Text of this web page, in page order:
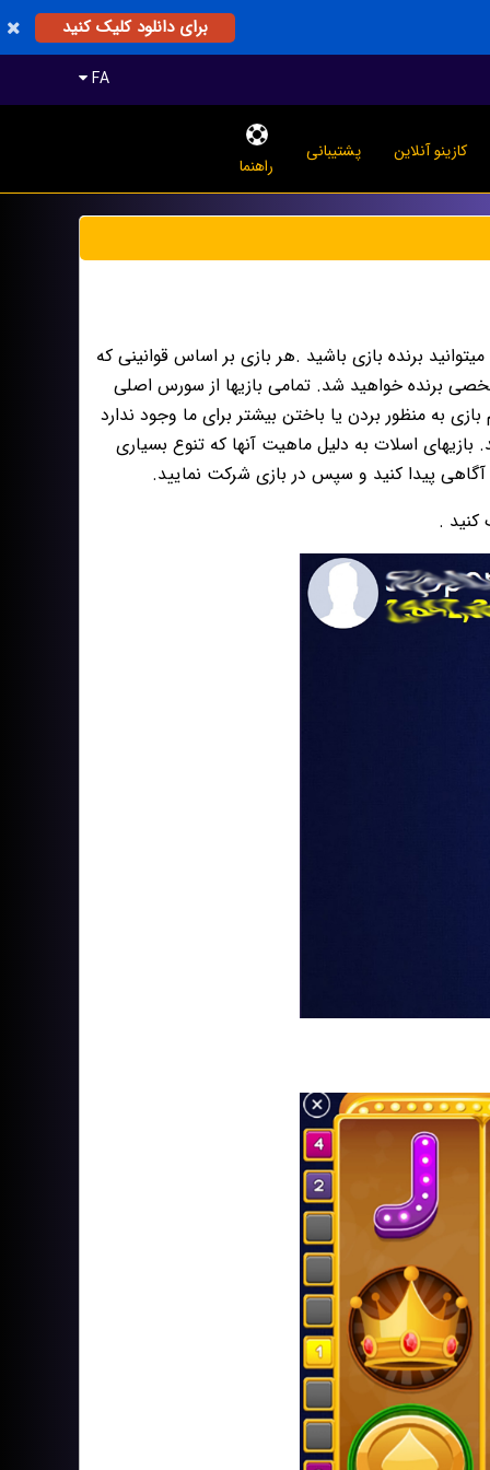
برای دانلود کلیک کنید
FA
کازینو آنلاین پشتیبانی
راهنما
میتوانید برنده بازی باشید .هر بازی بر اساس قوانینی که
برنده خواهید شد. تمامی بازیها از سورس اصلی
به منظور بردن یا باختن بیشتر برای ما وجود ندارد
بازیهای اسلات به دلیل ماهیت آنها که تنوع بسیاری
آگاهی پیدا کنید و سپس در بازی شرکت نمایید.
کنید .